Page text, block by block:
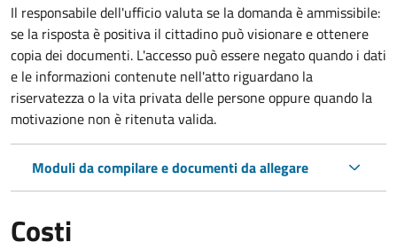
Il responsabile dell'ufficio valuta se la domanda è ammissibile:
se la risposta è positiva il cittadino può visionare e ottenere
copia dei documenti. L'accesso può essere negato quando i dati
e le informazioni contenute nell'atto riguardano la
riservatezza o la vita privata delle persone oppure quando la
motivazione non è ritenuta valida.
Moduli da compilare e documenti da allegare
Costi